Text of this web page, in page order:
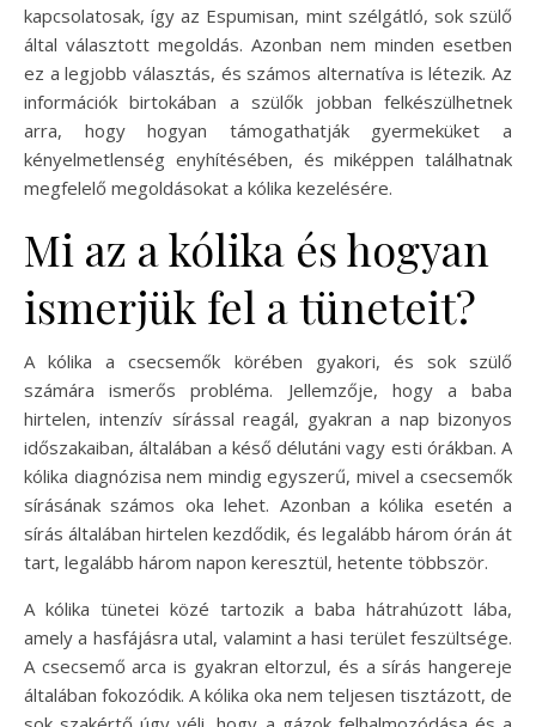
kapcsolatosak, így az Espumisan, mint szélgátló, sok szülő
által választott megoldás. Azonban nem minden esetben
ez a legjobb választás, és számos alternatíva is létezik. Az
információk birtokában a szülők jobban felkészülhetnek
arra, hogy hogyan támogathatják gyermeküket a
kényelmetlenség enyhítésében, és miképpen találhatnak
megfelelő megoldásokat a kólika kezelésére.
Mi az a kólika és hogyan
ismerjük fel a tüneteit?
A kólika a csecsemők körében gyakori, és sok szülő
számára ismerős probléma. Jellemzője, hogy a baba
hirtelen, intenzív sírással reagál, gyakran a nap bizonyos
időszakaiban, általában a késő délutáni vagy esti órákban. A
kólika diagnózisa nem mindig egyszerű, mivel a csecsemők
sírásának számos oka lehet. Azonban a kólika esetén a
sírás általában hirtelen kezdődik, és legalább három órán át
tart, legalább három napon keresztül, hetente többször.
A kólika tünetei közé tartozik a baba hátrahúzott lába,
amely a hasfájásra utal, valamint a hasi terület feszültsége.
A csecsemő arca is gyakran eltorzul, és a sírás hangereje
általában fokozódik. A kólika oka nem teljesen tisztázott, de